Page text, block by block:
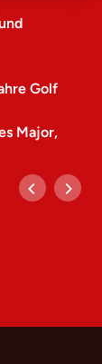
Golf
Major,